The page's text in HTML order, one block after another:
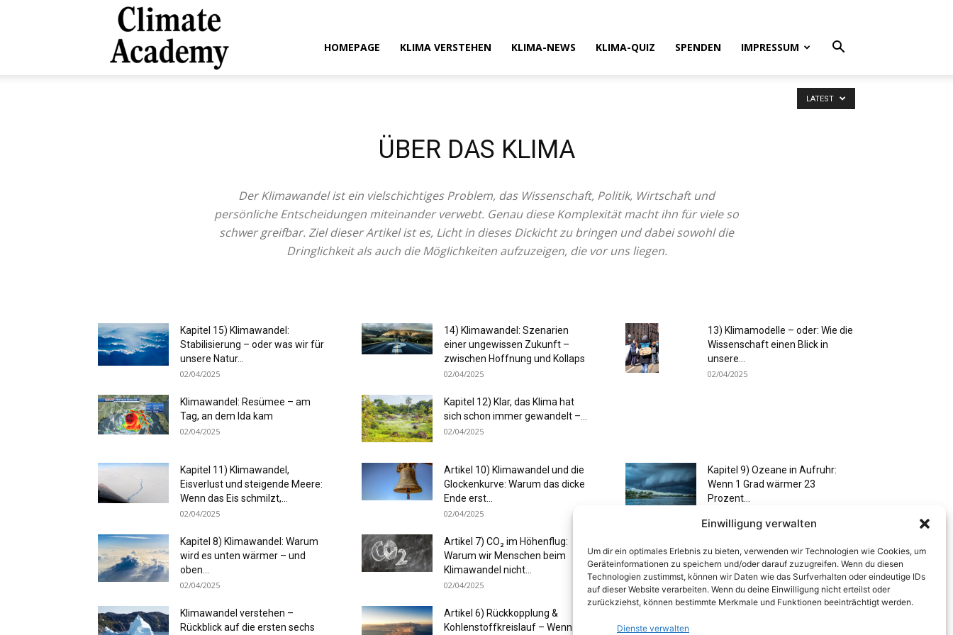
Einwilligung verwalten
Um dir ein optimales Erlebnis zu bieten, verwenden wir Technologien wie Cookies, um
Geräteinformationen zu speichern und/oder darauf zuzugreifen. Wenn du diesen
Technologien zustimmst, können wir Daten wie das Surfverhalten oder eindeutige IDs
auf dieser Website verarbeiten. Wenn du deine Einwilligung nicht erteilst oder
zurückziehst, können bestimmte Merkmale und Funktionen beeinträchtigt werden.
Dienste verwalten
HOMEPAGE KLIMA VERSTEHEN KLIMA-NEWS KLIMA-QUIZ SPENDEN IMPRESSUM
ÜBER DAS KLIMA
Der Klimawandel ist ein vielschichtiges Problem, das Wissenschaft, Politik, Wirtschaft und
persönliche Entscheidungen miteinander verwebt. Genau diese Komplexität macht ihn für viele so
schwer greifbar. Ziel dieser Artikel ist es, Licht in dieses Dickicht zu bringen und dabei sowohl die
Dringlichkeit als auch die Möglichkeiten aufzuzeigen, die vor uns liegen.
LATEST
Kapitel 15) Klimawandel:
Stabilisierung – oder was wir für
unsere Natur...
02/04/2025
14) Klimawandel: Szenarien
einer ungewissen Zukunft –
zwischen Hoffnung und Kollaps
02/04/2025
13) Klimamodelle – oder: Wie die
Wissenschaft einen Blick in
unsere...
02/04/2025
Klimawandel: Resümee – am
Tag, an dem Ida kam
02/04/2025
Kapitel 12) Klar, das Klima hat
sich schon immer gewandelt –...
02/04/2025
Kapitel 11) Klimawandel,
Eisverlust und steigende Meere:
Wenn das Eis schmilzt,...
02/04/2025
Artikel 10) Klimawandel und die
Glockenkurve: Warum das dicke
Ende erst...
02/04/2025
Kapitel 9) Ozeane in Aufruhr:
Wenn 1 Grad wärmer 23
Prozent...
Kapitel 8) Klimawandel: Warum
wird es unten wärmer – und
oben...
02/04/2025
Artikel 7) CO₂ im Höhenflug:
Warum wir Menschen beim
Klimawandel nicht...
02/04/2025
Klimawandel verstehen –
Rückblick auf die ersten sechs
Artikel 6) Rückkopplung &
Kohlenstoffkreislauf – Wenn das